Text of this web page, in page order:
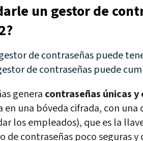
un gestor de
de contraseñas puede
de contraseñas puede
genera contraseñas únicas y
en una bóveda cifrada, con
los empleados), que es la
de contraseñas poco seguras y